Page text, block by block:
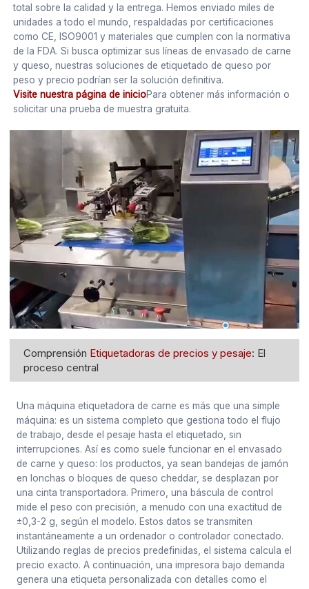
total sobre la calidad y la entrega. Hemos enviado miles de
unidades a todo el mundo, respaldadas por certificaciones
como CE, ISO9001 y materiales que cumplen con la normativa
de la FDA. Si busca optimizar sus líneas de envasado de carne
y queso, nuestras soluciones de etiquetado de queso por
peso y precio podrían ser la solución definitiva.
Visite nuestra página de inicioPara obtener más información o
solicitar una prueba de muestra gratuita.
Comprensión Etiquetadoras de precios y pesaje: El
proceso central
Una máquina etiquetadora de carne es más que una simple
máquina: es un sistema completo que gestiona todo el flujo
de trabajo, desde el pesaje hasta el etiquetado, sin
interrupciones. Así es como suele funcionar en el envasado
de carne y queso: los productos, ya sean bandejas de jamón
en lonchas o bloques de queso cheddar, se desplazan por
una cinta transportadora. Primero, una báscula de control
mide el peso con precisión, a menudo con una exactitud de
±0,3-2 g, según el modelo. Estos datos se transmiten
instantáneamente a un ordenador o controlador conectado.
Utilizando reglas de precios predefinidas, el sistema calcula el
precio exacto. A continuación, una impresora bajo demanda
genera una etiqueta personalizada con detalles como el